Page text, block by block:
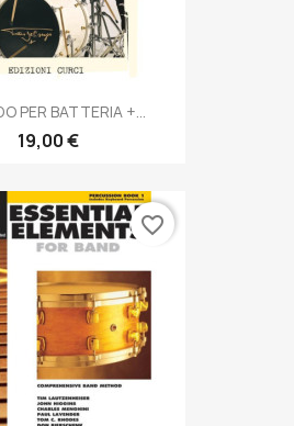
PER BATTERIA +...
19,00 €
favorite_border